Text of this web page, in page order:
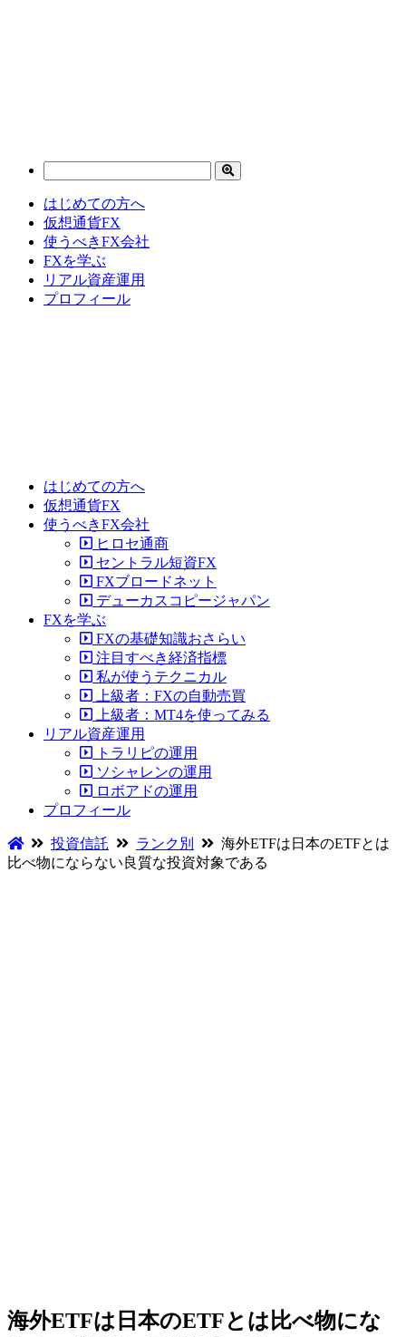
はじめての方へ
仮想通貨FX
使うべきFX会社
FXを学ぶ
リアル資産運用
プロフィール
はじめての方へ
仮想通貨FX
使うべきFX会社
ヒロセ通商
セントラル短資FX
FXブロードネット
デューカスコピージャパン
FXを学ぶ
FXの基礎知識おさらい
注目すべき経済指標
私が使うテクニカル
上級者：FXの自動売買
上級者：MT4を使ってみる
リアル資産運用
トラリピの運用
ソシャレンの運用
ロボアドの運用
プロフィール
投資信託 ランク別
海外ETFは日本のETFとは
比べ物にならない良質な投資対象である
海外ETFは日本のETFとは比べ物にな